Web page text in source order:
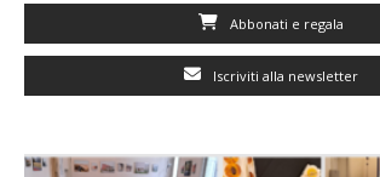
Abbonati e regala
Iscriviti alla newsletter